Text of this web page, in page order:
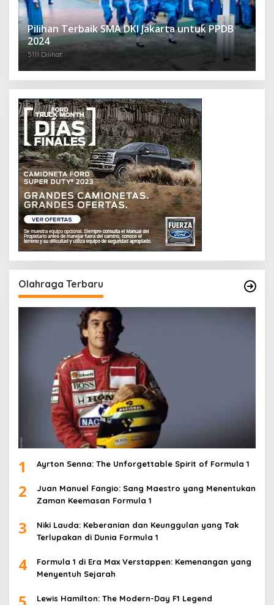
Pilihan Terbaik SMA DKI Jakarta untuk PPDB
2024
5111 Dilihat
Olahraga Terbaru
1 Ayrton Senna: The Unforgettable Spirit of Formula 1
2
Juan Manuel Fangio: Sang Maestro yang Menentukan
Zaman Keemasan Formula 1
3
Niki Lauda: Keberanian dan Keunggulan yang Tak
Terlupakan di Dunia Formula 1
4
Formula 1 di Era Max Verstappen: Kemenangan yang
Menyentuh Sejarah
5 Lewis Hamilton: The Modern-Day F1 Legend